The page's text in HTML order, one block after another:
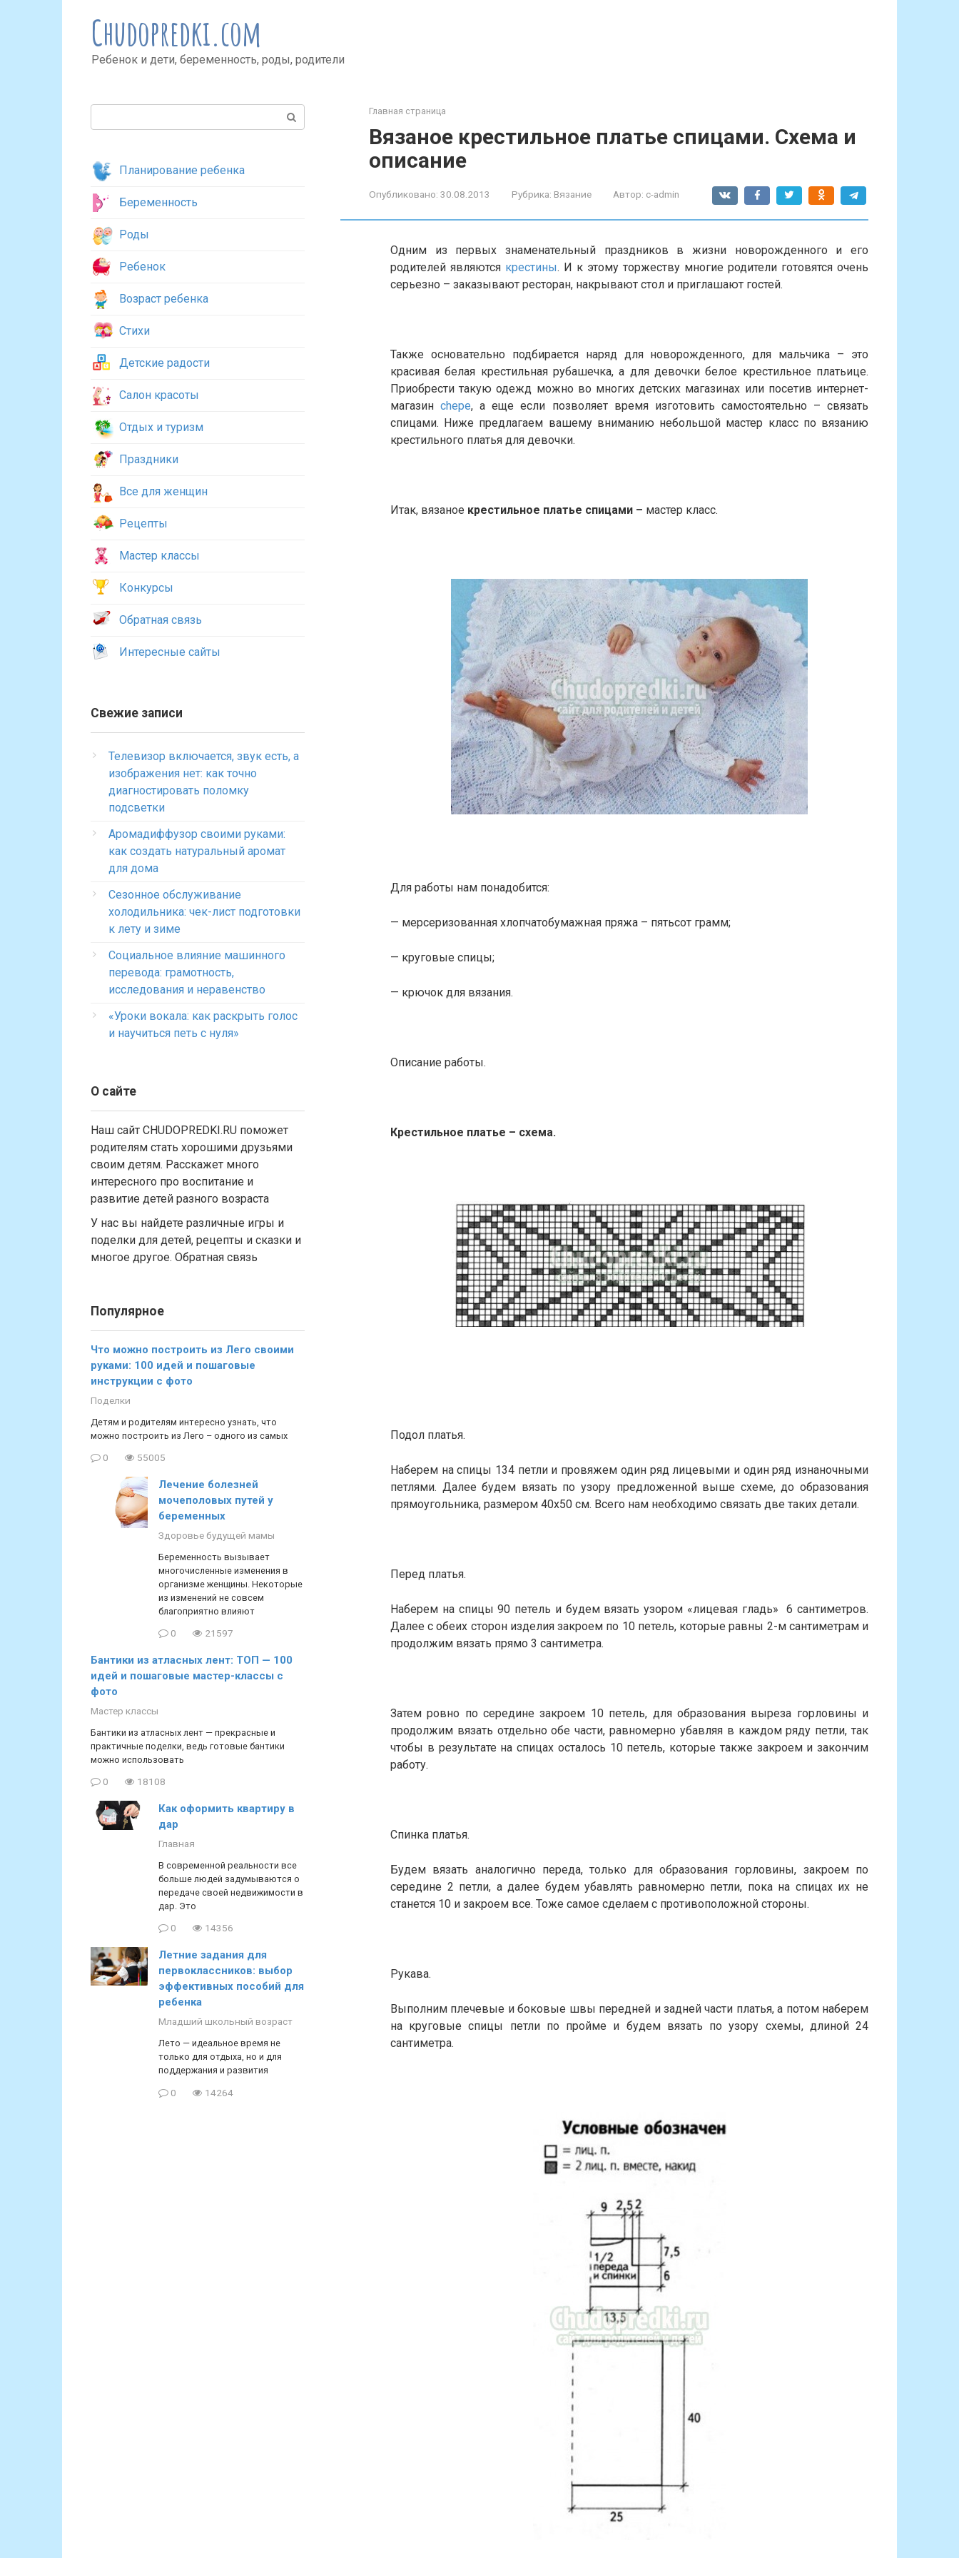
Chudopredki.com
Ребенок и дети, беременность, роды, родители
Главная страница
Вязаное крестильное платье спицами. Схема и
описание
Опубликовано: 30.08.2013 Рубрика: Вязание Автор: c-admin
Одним из первых знаменательный праздников в жизни новорожденного и его
родителей являются крестины. И к этому торжеству многие родители готовятся очень
серьезно – заказывают ресторан, накрывают стол и приглашают гостей.
Также основательно подбирается наряд для новорожденного, для мальчика – это
красивая белая крестильная рубашечка, а для девочки белое крестильное платьице.
Приобрести такую одежд можно во многих детских магазинах или посетив интернет-
магазинchepe, а еще если позволяет время изготовить самостоятельно – связать
спицами. Ниже предлагаем вашему вниманию небольшой мастер класс по вязанию
крестильного платья для девочки.
Итак, вязаное крестильное платье спицами – мастер класс.
Для работы нам понадобится:
— мерсеризованная хлопчатобумажная пряжа – пятьсот грамм;
— круговые спицы;
— крючок для вязания.
Описание работы.
Крестильное платье – схема.
Подол платья.
Наберем на спицы 134 петли и провяжем один ряд лицевыми и один ряд изнаночными
петлями. Далее будем вязать по узору предложенной выше схеме, до образования
прямоугольника, размером 40х50 см. Всего нам необходимо связать две таких детали.
Перед платья.
Наберем на спицы 90 петель и будем вязать узором «лицевая гладь» 6 сантиметров.
Далее с обеих сторон изделия закроем по 10 петель, которые равны 2-м сантиметрам и
продолжим вязать прямо 3 сантиметра.
Затем ровно по середине закроем 10 петель, для образования выреза горловины и
продолжим вязать отдельно обе части, равномерно убавляя в каждом ряду петли, так
чтобы в результате на спицах осталось 10 петель, которые также закроем и закончим
работу.
Спинка платья.
Будем вязать аналогично переда, только для образования горловины, закроем по
середине 2 петли, а далее будем убавлять равномерно петли, пока на спицах их не
станется 10 и закроем все. Тоже самое сделаем с противоположной стороны.
Рукава.
Выполним плечевые и боковые швы передней и задней части платья, а потом наберем
на круговые спицы петли по пройме и будем вязать по узору схемы, длиной 24
сантиметра.
Планирование ребенка
Беременность
Роды
Ребенок
Возраст ребенка
Стихи
Детские радости
Салон красоты
Отдых и туризм
Праздники
Все для женщин
Рецепты
Мастер классы
Конкурсы
Обратная связь
Интересные сайты
Свежие записи
Телевизор включается, звук есть, а
изображения нет: как точно
диагностировать поломку
подсветки
Аромадиффузор своими руками:
как создать натуральный аромат
для дома
Сезонное обслуживание
холодильника: чек-лист подготовки
к лету и зиме
Социальное влияние машинного
перевода: грамотность,
исследования и неравенство
«Уроки вокала: как раскрыть голос
и научиться петь с нуля»
О сайте
Наш сайт CHUDOPREDKI.RU поможет
родителям стать хорошими друзьями
своим детям. Расскажет много
интересного про воспитание и
развитие детей разного возраста
У нас вы найдете различные игры и
поделки для детей, рецепты и сказки и
многое другое. Обратная связь
Популярное
Что можно построить из Лего своими
руками: 100 идей и пошаговые
инструкции с фото
Поделки
Детям и родителям интересно узнать, что
можно построить из Лего – одного из самых
0 55005
Лечение болезней
мочеполовых путей у
беременных
Здоровье будущей мамы
Беременность вызывает
многочисленные изменения в
организме женщины. Некоторые
из изменений не совсем
благоприятно влияют
0 21597
Бантики из атласных лент: ТОП — 100
идей и пошаговые мастер-классы с
фото
Мастер классы
Бантики из атласных лент — прекрасные и
практичные поделки, ведь готовые бантики
можно использовать
0 18108
Как оформить квартиру в
дар
Главная
В современной реальности все
больше людей задумываются о
передаче своей недвижимости в
дар. Это
0 14356
Летние задания для
первоклассников: выбор
эффективных пособий для
ребенка
Младший школьный возраст
Лето — идеальное время не
только для отдыха, но и для
поддержания и развития
0 14264